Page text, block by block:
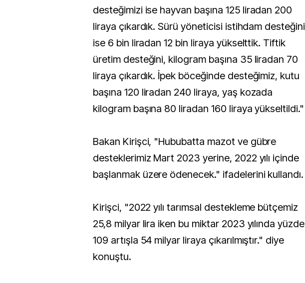
desteğimizi ise hayvan başına 125 liradan 200
liraya çıkardık. Sürü yöneticisi istihdam desteğini
ise 6 bin liradan 12 bin liraya yükselttik. Tiftik
üretim desteğini, kilogram başına 35 liradan 70
liraya çıkardık. İpek böceğinde desteğimiz, kutu
başına 120 liradan 240 liraya, yaş kozada
kilogram başına 80 liradan 160 liraya yükseltildi."
Bakan Kirişci, "Hububatta mazot ve gübre
desteklerimiz Mart 2023 yerine, 2022 yılı içinde
başlanmak üzere ödenecek." ifadelerini kullandı.
Kirişci, "2022 yılı tarımsal destekleme bütçemiz
25,8 milyar lira iken bu miktar 2023 yılında yüzde
109 artışla 54 milyar liraya çıkarılmıştır." diye
konuştu.